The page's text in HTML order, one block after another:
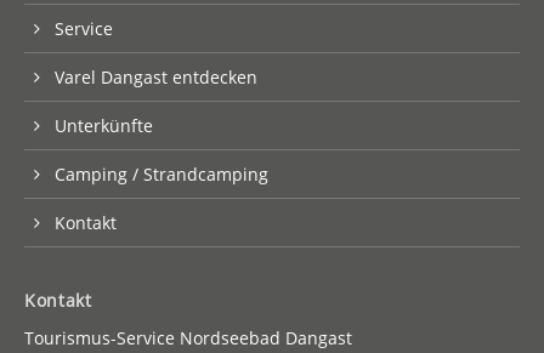
Service
Varel Dangast entdecken
Unterkünfte
Camping / Strandcamping
Kontakt
Kontakt
Tourismus-Service Nordseebad Dangast